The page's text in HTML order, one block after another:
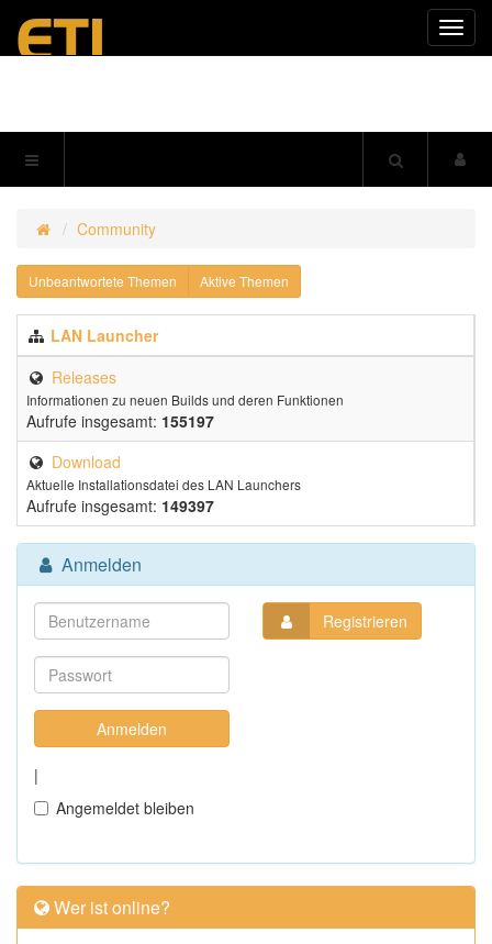
Community
Unbeantwortete Themen Aktive Themen
LAN Launcher
Releases
Informationen zu neuen Builds und deren Funktionen
Aufrufe insgesamt: 155197
Download
Aktuelle Installationsdatei des LAN Launchers
Aufrufe insgesamt: 149397
Anmelden
|
Angemeldet bleiben
Registrieren
Wer ist online?